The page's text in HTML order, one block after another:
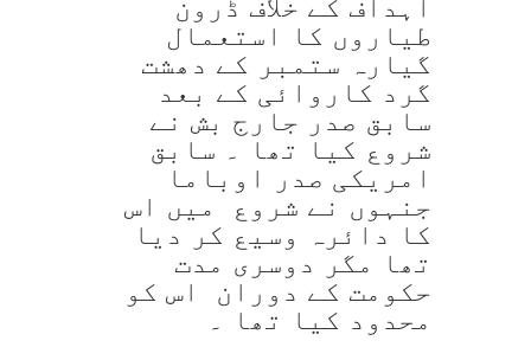
اہداف کے خلاف ڈرون
طیاروں کا استعمال
گیارہ ستمبر کے دھشت
گرد کاروائی کے بعد
سابق صدر جارج بش نے
شروع کیا تھا ۔ سابق
امریکی صدر اوباما
جنہوں نے شروع میں اس
کا دائرہ وسیع کر دیا
تھا مگر دوسری مدت
حکومت کے دوران اس کو
محدود کیا تھا ۔